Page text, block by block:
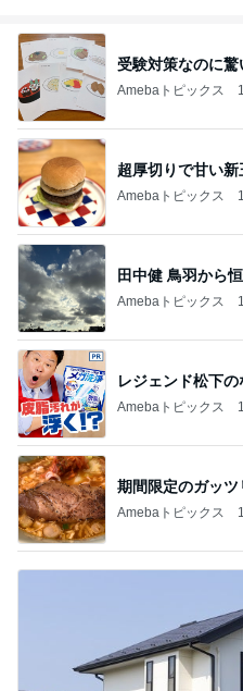
受験対策なのに
Amebaトピックス
超厚切りで甘い
Amebaトピックス
田中健 鳥羽から
Amebaトピックス
レジェンド松下の
Amebaトピックス
期間限定のガッ
Amebaトピックス